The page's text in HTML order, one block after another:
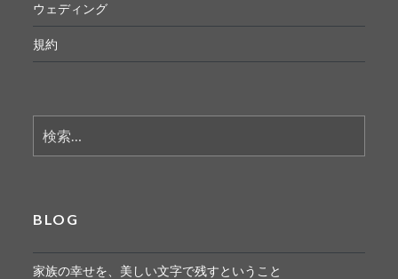
ウェディング
規約
索:
BLOG
家族の幸せを、美しい文字で残すということ